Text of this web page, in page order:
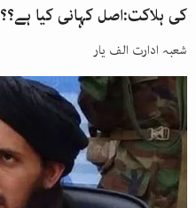
کی ہلاکت:اصل کہانی کیا ہے؟؟
شعبہ ادارت الف یار